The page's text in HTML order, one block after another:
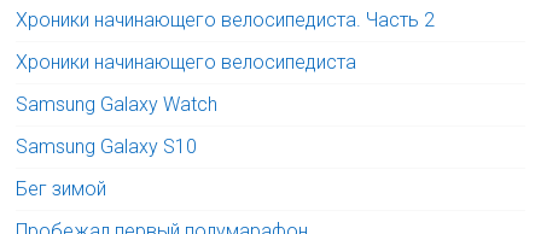
Хроники начинающего велосипедиста. Часть 2
Хроники начинающего велосипедиста
Samsung Galaxy Watch
Samsung Galaxy S10
Бег зимой